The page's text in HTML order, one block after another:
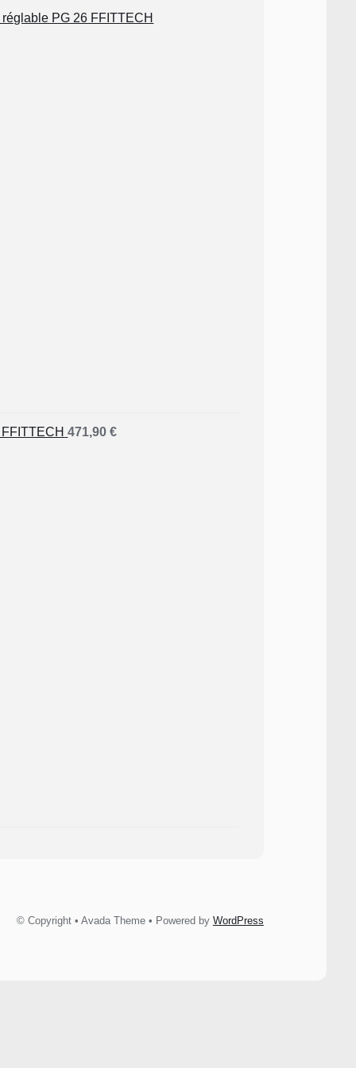
PG 26 FFITTECH
471,90€
© Copyright • Avada Theme • Powered by WordPress